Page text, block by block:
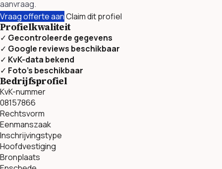
aanvraag.
Vraag offerte aanClaim dit profiel
Profielkwaliteit
✓ Gecontroleerde gegevens
✓ Google reviews beschikbaar
✓ KvK-data bekend
✓ Foto’s beschikbaar
Bedrijfsprofiel
KvK-nummer
08157866
Rechtsvorm
Eenmanszaak
Inschrijvingstype
Hoofdvestiging
Bronplaats